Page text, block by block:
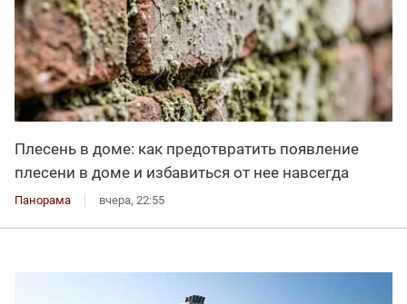
Плесень в доме: как предотвратить появление
плесени в доме и избавиться от нее навсегда
Панорама вчера, 22:55